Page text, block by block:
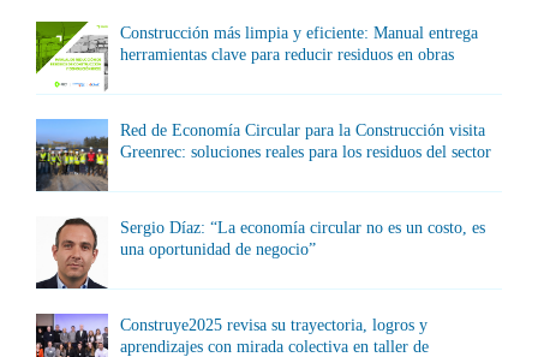
Construcción más limpia y eficiente: Manual entrega
herramientas clave para reducir residuos en obras
Red de Economía Circular para la Construcción visita
Greenrec: soluciones reales para los residuos del sector
Sergio Díaz: “La economía circular no es un costo, es
una oportunidad de negocio”
Construye2025 revisa su trayectoria, logros y
aprendizajes con mirada colectiva en taller de